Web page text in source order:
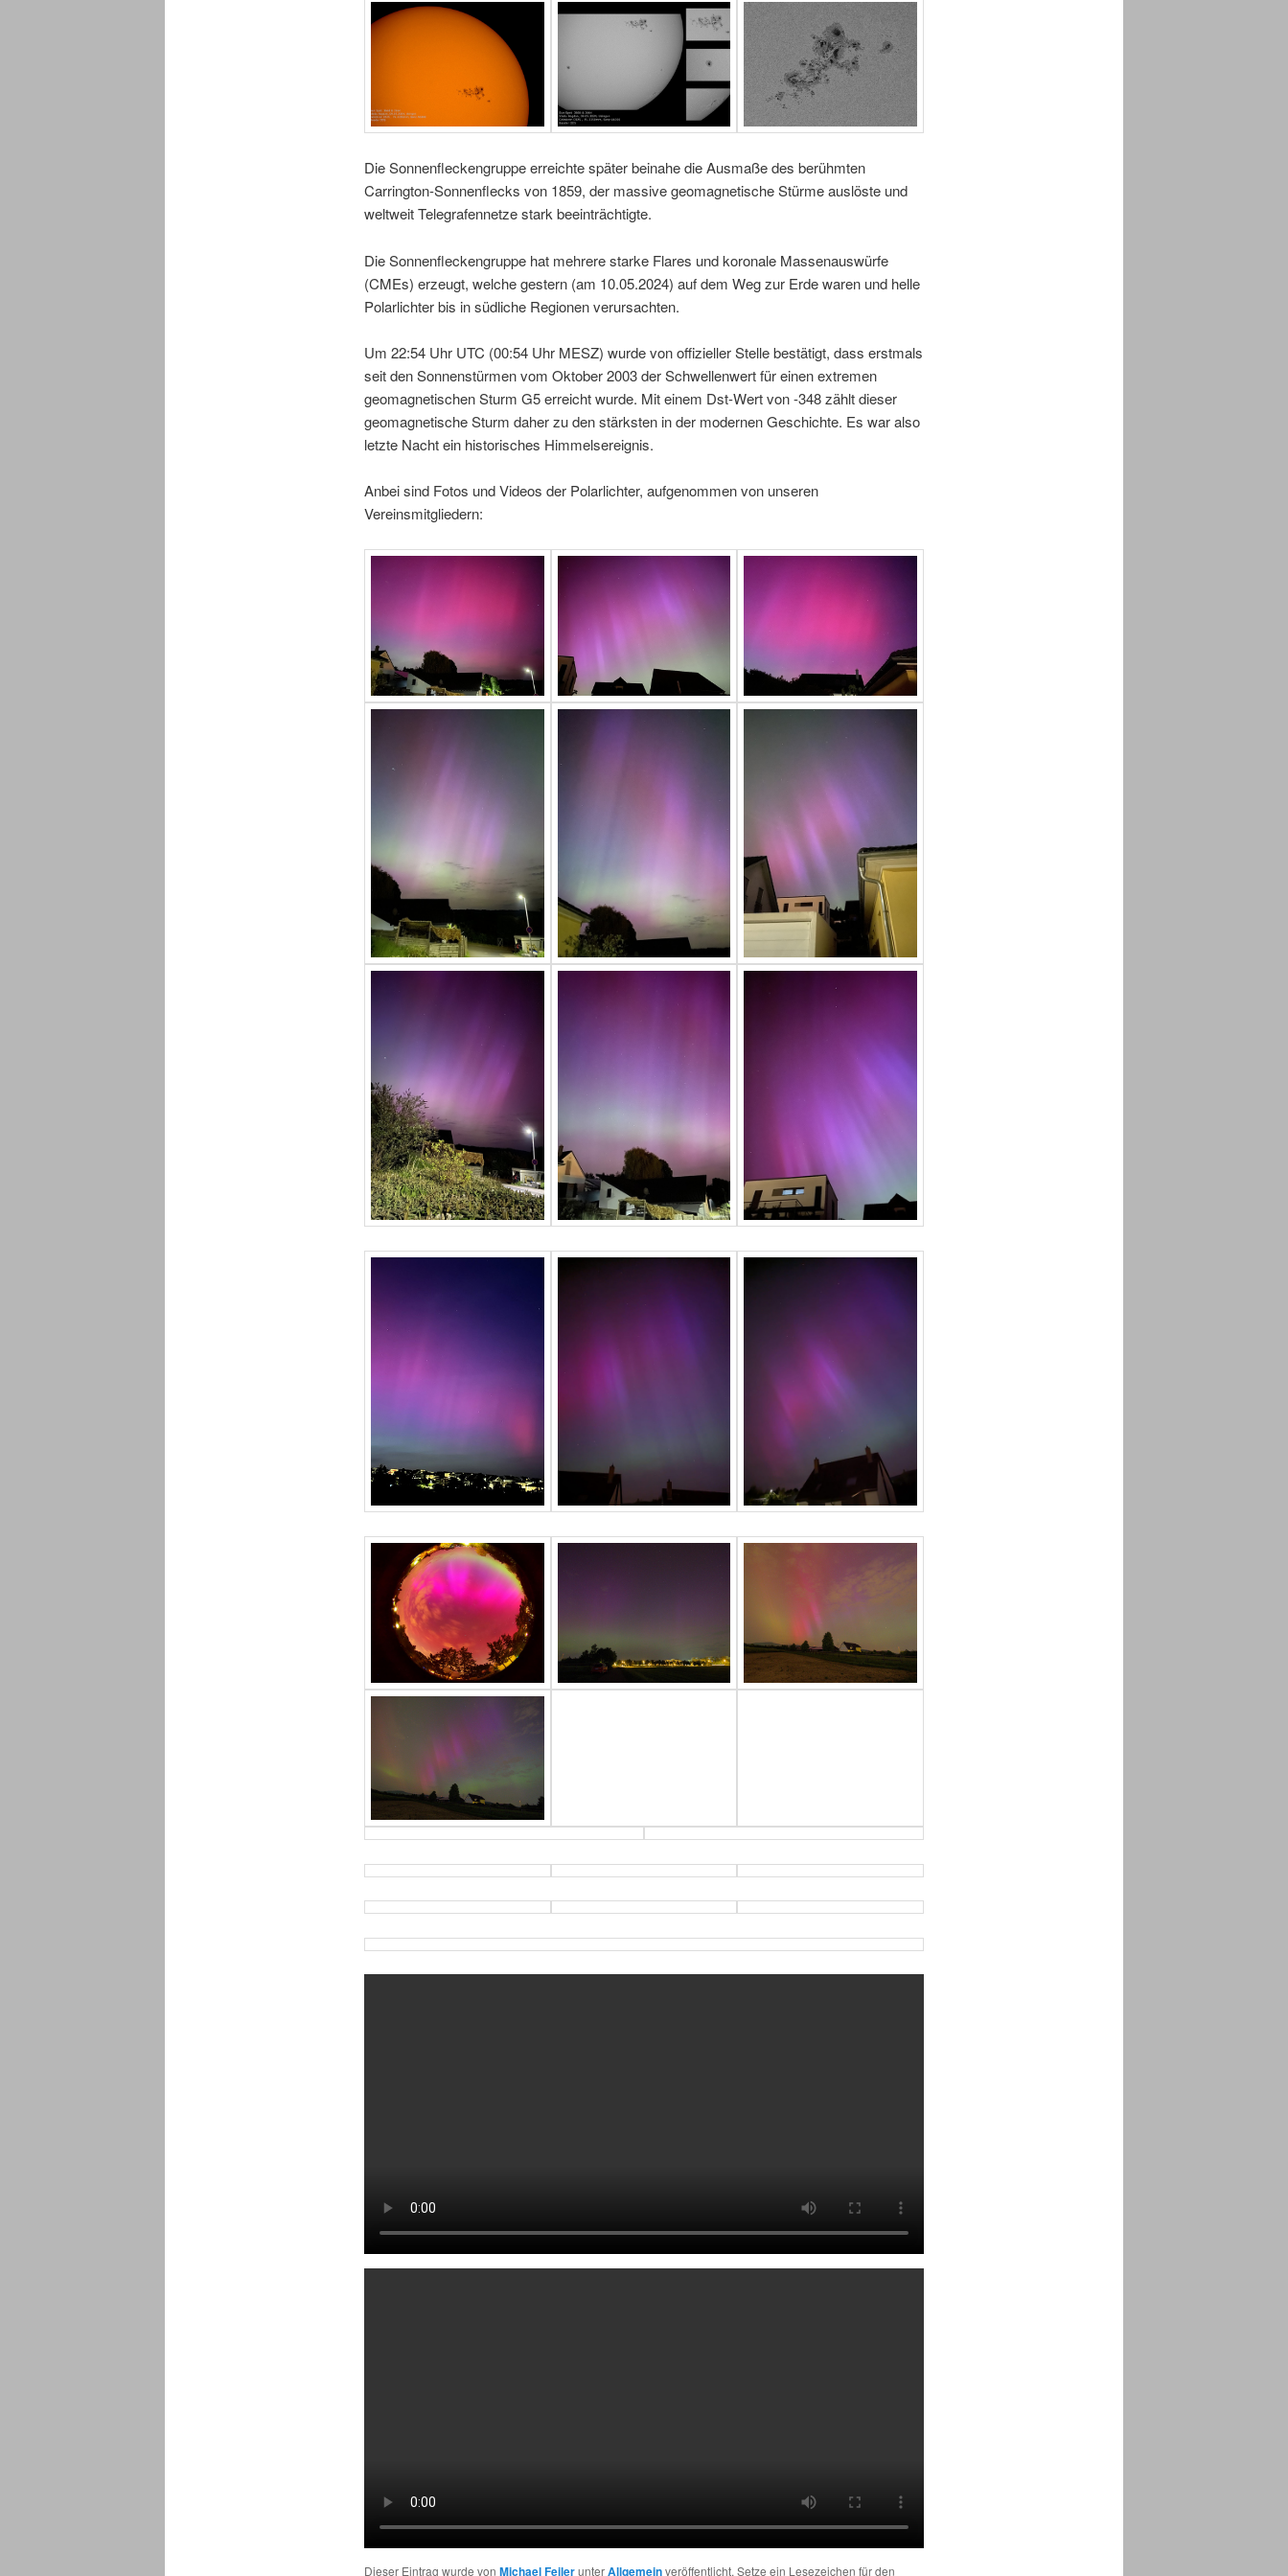
Die Sonnenfleckengruppe erreichte später beinahe die Ausmaße des berühmten
Carrington-Sonnenflecks von 1859, der massive geomagnetische Stürme auslöste und
weltweit Telegrafennetze stark beeinträchtigte.
Die Sonnenfleckengruppe hat mehrere starke Flares und koronale Massenauswürfe
(CMEs) erzeugt, welche gestern (am 10.05.2024) auf dem Weg zur Erde waren und helle
Polarlichter bis in südliche Regionen verursachten.
Um 22:54 Uhr UTC (00:54 Uhr MESZ) wurde von offizieller Stelle bestätigt, dass erstmals
seit den Sonnenstürmen vom Oktober 2003 der Schwellenwert für einen extremen
geomagnetischen Sturm G5 erreicht wurde. Mit einem Dst-Wert von -348 zählt dieser
geomagnetische Sturm daher zu den stärksten in der modernen Geschichte. Es war also
letzte Nacht ein historisches Himmelsereignis.
Anbei sind Fotos und Videos der Polarlichter, aufgenommen von unseren
Vereinsmitgliedern:
Dieser Eintrag wurde von Michael FeilerunterAllgemeinveröffentlicht. Setze ein Lesezeichen für den